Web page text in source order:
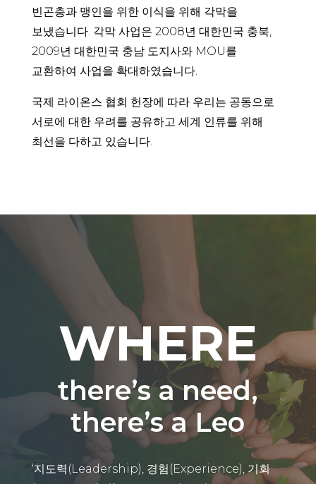
빈곤층과 맹인을 위한 이식을 위해 각막을
보냈습니다. 각막 사업은 2008년 대한민국 충북,
2009년 대한민국 충남 도지사와 MOU를
교환하여 사업을 확대하였습니다.
국제 라이온스 협회 헌장에 따라 우리는 공동으로
서로에 대한 우려를 공유하고 세계 인류를 위해
최선을 다하고 있습니다.
WHERE
there’s a need,
there’s a Leo
‘지도력(Leadership), 경험(Experience), 기회